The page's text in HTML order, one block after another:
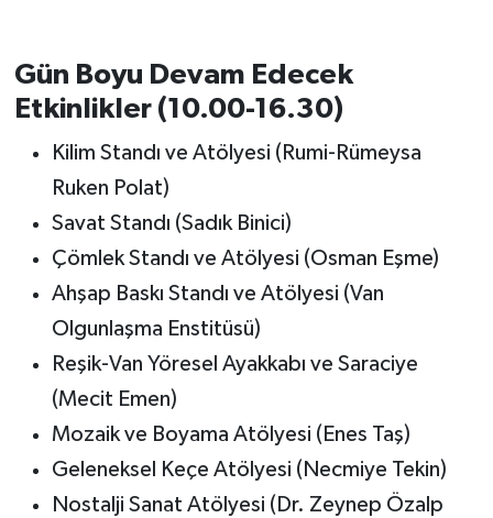
Gün Boyu Devam Edecek
Etkinlikler (10.00-16.30)
Kilim Standı ve Atölyesi (Rumi-Rümeysa
Ruken Polat)
Savat Standı (Sadık Binici)
Çömlek Standı ve Atölyesi (Osman Eşme)
Ahşap Baskı Standı ve Atölyesi (Van
Olgunlaşma Enstitüsü)
Reşik-Van Yöresel Ayakkabı ve Saraciye
(Mecit Emen)
Mozaik ve Boyama Atölyesi (Enes Taş)
Geleneksel Keçe Atölyesi (Necmiye Tekin)
Nostalji Sanat Atölyesi (Dr. Zeynep Özalp